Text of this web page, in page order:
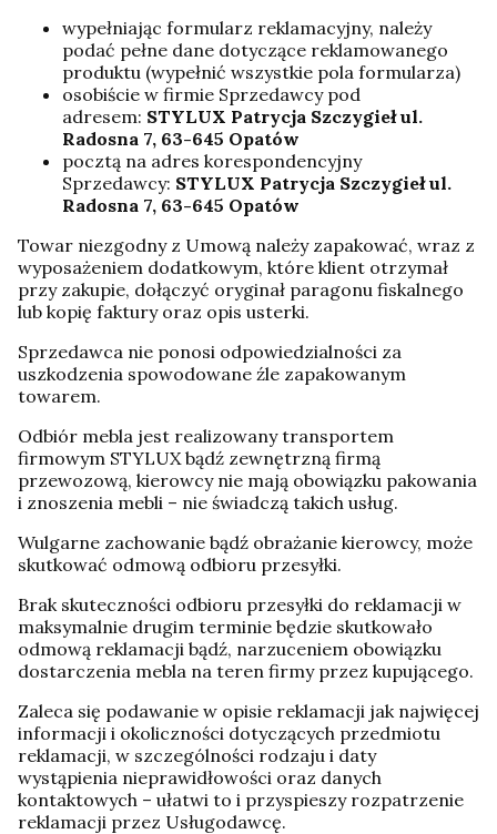
wypełniając formularz reklamacyjny, należy
podać pełne dane dotyczące reklamowanego
produktu (wypełnić wszystkie pola formularza)
osobiście w firmie Sprzedawcy pod
adresem: STYLUX Patrycja Szczygieł ul.
Radosna 7, 63-645 Opatów
pocztą na adres korespondencyjny
Sprzedawcy: STYLUX Patrycja Szczygieł ul.
Radosna 7, 63-645 Opatów
Towar niezgodny z Umową należy zapakować, wraz z
wyposażeniem dodatkowym, które klient otrzymał
przy zakupie, dołączyć oryginał paragonu fiskalnego
lub kopię faktury oraz opis usterki.
Sprzedawca nie ponosi odpowiedzialności za
uszkodzenia spowodowane źle zapakowanym
towarem.
Odbiór mebla jest realizowany transportem
firmowym STYLUX bądź zewnętrzną firmą
przewozową, kierowcy nie mają obowiązku pakowania
i znoszenia mebli – nie świadczą takich usług.
Wulgarne zachowanie bądź obrażanie kierowcy, może
skutkować odmową odbioru przesyłki.
Brak skuteczności odbioru przesyłki do reklamacji w
maksymalnie drugim terminie będzie skutkowało
odmową reklamacji bądź, narzuceniem obowiązku
dostarczenia mebla na teren firmy przez kupującego.
Zaleca się podawanie w opisie reklamacji jak najwięcej
informacji i okoliczności dotyczących przedmiotu
reklamacji, w szczególności rodzaju i daty
wystąpienia nieprawidłowości oraz danych
kontaktowych – ułatwi to i przyspieszy rozpatrzenie
reklamacji przez Usługodawcę.